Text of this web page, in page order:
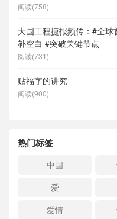
阅读(758)
大国工程捷报频传：#全
补空白 #突破关键节点
阅读(731)
贴福字的讲究
阅读(900)
热门标签
中国
爱
爱情